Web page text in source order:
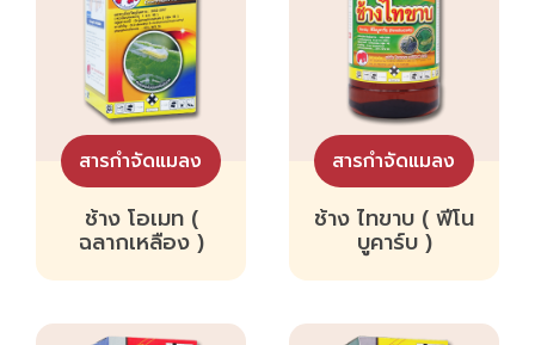
สารกำจัดแมลง
ช้าง โอเมท (
ฉลากเหลือง )
สารกำจัดแมลง
ช้าง ไทขาบ ( ฟีโน
บูคาร์บ )